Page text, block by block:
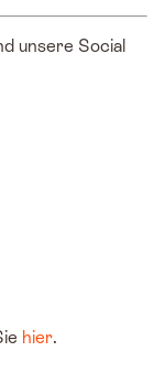
unsere Social
hier.